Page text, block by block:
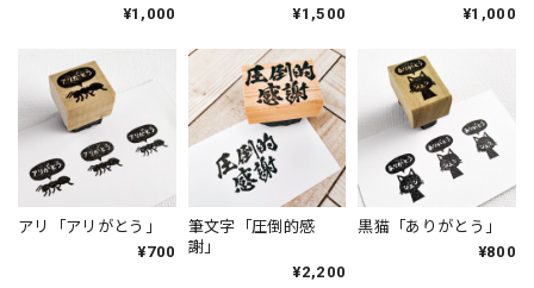
¥1,000
¥1,500
¥1,000
アリ「アリがとう」
¥700
筆文字「圧倒的感
謝」
¥2,200
黒猫「ありがとう」
¥800